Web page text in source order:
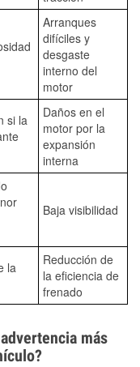
Arranques
difíciles y
desgaste
interno del
motor
si la
Daños en el
motor por la
expansión
interna
Baja visibilidad
la
Reducción de
la eficiencia de
frenado
más